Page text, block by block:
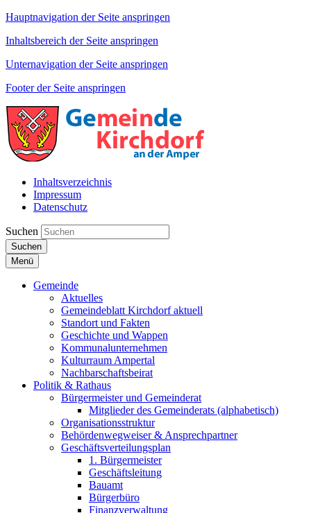
Hauptnavigation der Seite anspringen
Inhaltsbereich der Seite anspringen
Unternavigation der Seite anspringen
Footer der Seite anspringen
Inhaltsverzeichnis
Impressum
Datenschutz
Suchen
Suchen
Menü
Gemeinde
Aktuelles
Gemeindeblatt Kirchdorf aktuell
Standort und Fakten
Geschichte und Wappen
Kommunalunternehmen
Kulturraum Ampertal
Nachbarschaftsbeirat
Politik & Rathaus
Bürgermeister und Gemeinderat
Mitglieder des Gemeinderats (alphabetisch)
Organisationsstruktur
Behördenwegweiser & Ansprechpartner
Geschäftsverteilungsplan
1. Bürgermeister
Geschäftsleitung
Bauamt
Bürgerbüro
Finanzverwaltung